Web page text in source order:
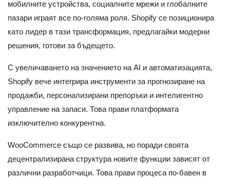
мобилните устройства, социалните мрежи и глобалните
пазари играят все по-голяма роля. Shopify се позиционира
като лидер в тази трансформация, предлагайки модерни
решения, готови за бъдещето.
С увеличаването на значението на AI и автоматизацията,
Shopify вече интегрира инструменти за прогнозиране на
продажби, персонализирани препоръки и интелигентно
управление на запаси. Това прави платформата
изключително конкурентна.
WooCommerce също се развива, но поради своята
децентрализирана структура новите функции зависят от
различни разработчици. Това прави процеса по-бавен в